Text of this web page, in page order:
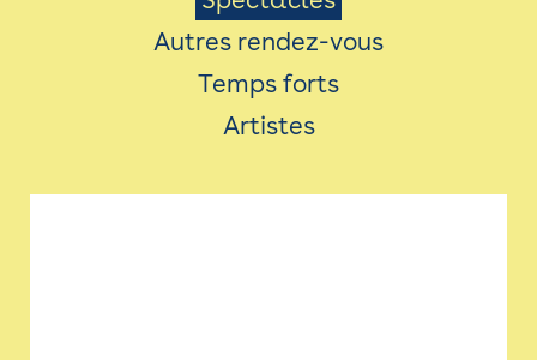
ACCESSIBILITÉ
LES PRODUCTIONS
Menu
Saison
Autres rendez-vous
Temps forts
Artistes